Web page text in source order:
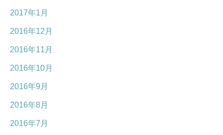
2017年1月
2016年12月
2016年11月
2016年10月
2016年9月
2016年8月
2016年7月